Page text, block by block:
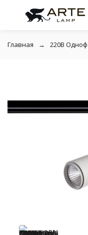
Главная 220В